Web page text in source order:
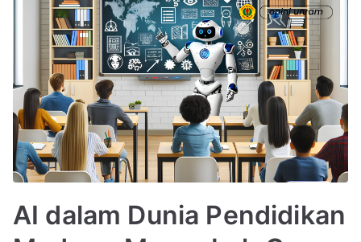
AI dalam Dunia Pendidikan